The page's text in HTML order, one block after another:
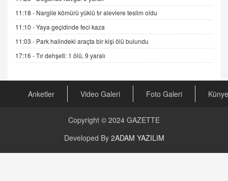
GÖNÜL MENEKŞE
Şifacının Yolu
04.11.2025 12:56
AV. RÜMEYSA ÖZKALE
Kira Uyuşmazlıklarında Dava Açmadan Önce
23.09.2023 16:30
CAN UĞURATEŞ
Değişen yapısıyla Suriye
16.12.2024 14:16
GÜNLÜK BURÇ YORUMU
11:18 - Nargile kömürü yüklü tır alevlere teslim oldu
11:10 -Yaya geçidinde feci kaza
11:03 - Park halindeki araçta bir kişi ölü bulundu
17:16 -Tır dehşeti: 1 ölü, 9 yaralı
Anketler Video Galeri Foto Galeri Künye
Copyright © 2024 GAZETTE
Developed By 2ADAM YAZILIM